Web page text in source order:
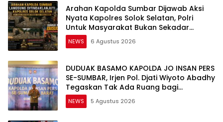
Arahan Kapolda Sumbar Dijawab Aksi
Nyata Kapolres Solok Selatan, Polri
Untuk Masyarakat Bukan Sekadar
Slogan
NEWS 6 Agustus 2026
DUDUAK BASAMO KAPOLDA JO INSAN PERS
SE-SUMBAR, Irjen Pol. Djati Wiyoto Abadhy
Tegaskan Tak Ada Ruang bagi
Pelanggar Hukum di Internal Polri
NEWS 5 Agustus 2026